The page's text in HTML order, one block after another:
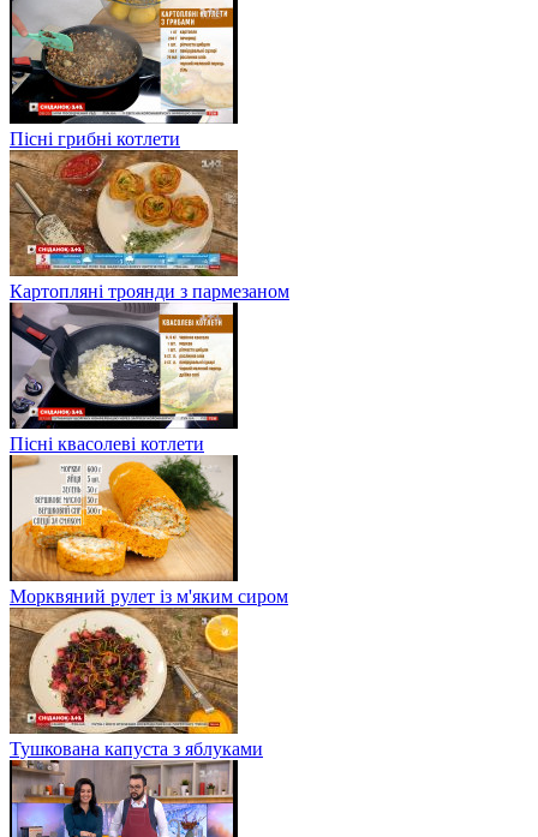
Пісні грибні котлети
Картопляні троянди з пармезаном
Пісні квасолеві котлети
Морквяний рулет із м'яким сиром
Тушкована капуста з яблуками